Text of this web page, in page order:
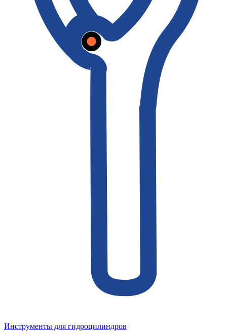
Инструменты для гидроцилиндров